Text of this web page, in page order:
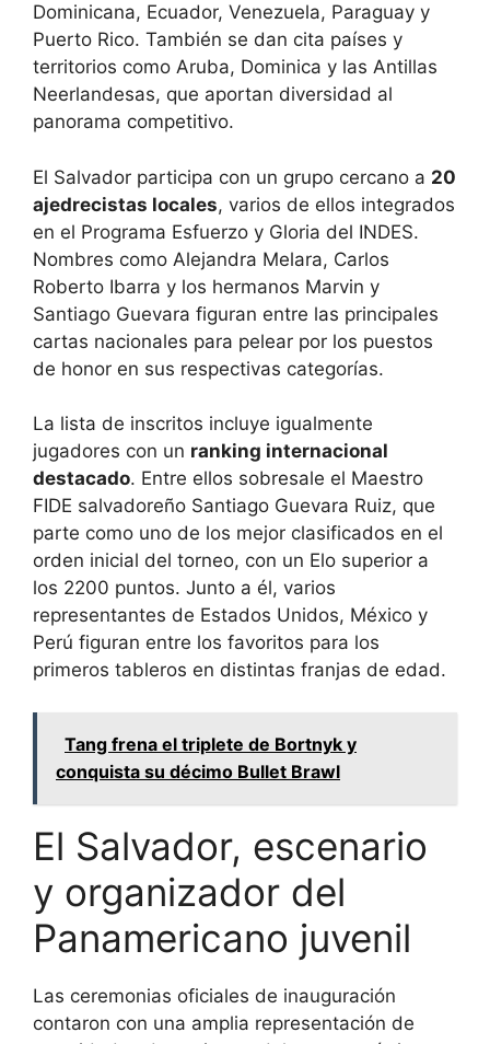
Dominicana, Ecuador, Venezuela, Paraguay y
Puerto Rico. También se dan cita países y
territorios como Aruba, Dominica y las Antillas
Neerlandesas, que aportan diversidad al
panorama competitivo.
El Salvador participa con un grupo cercano a 20
ajedrecistas locales, varios de ellos integrados
en el Programa Esfuerzo y Gloria del INDES.
Nombres como Alejandra Melara, Carlos
Roberto Ibarra y los hermanos Marvin y
Santiago Guevara figuran entre las principales
cartas nacionales para pelear por los puestos
de honor en sus respectivas categorías.
La lista de inscritos incluye igualmente
jugadores con un ranking internacional
destacado. Entre ellos sobresale el Maestro
FIDE salvadoreño Santiago Guevara Ruiz, que
parte como uno de los mejor clasificados en el
orden inicial del torneo, con un Elo superior a
los 2200 puntos. Junto a él, varios
representantes de Estados Unidos, México y
Perú figuran entre los favoritos para los
primeros tableros en distintas franjas de edad.
Tang frena el triplete de Bortnyk y
conquista su décimo Bullet Brawl
El Salvador, escenario
y organizador del
Panamericano juvenil
Las ceremonias oficiales de inauguración
contaron con una amplia representación de